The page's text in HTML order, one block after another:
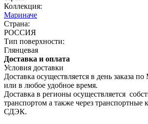
Коллекция:
Мариначе
Страна:
РОССИЯ
Тип поверхности:
Глянцевая
Доставка и оплата
Условия доставки
Доставка осуществляется в день заказа
или в любое удобное время.
Доставка в регионы осуществляется
транспортом а также через
СДЭК.